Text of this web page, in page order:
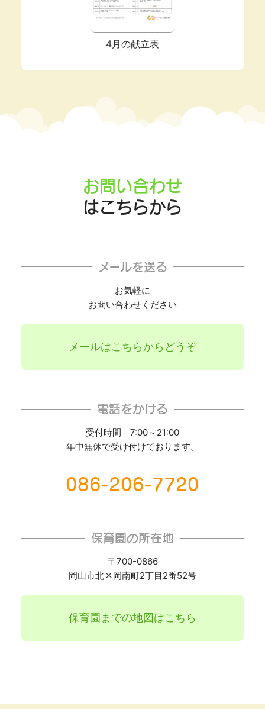
4月の献立表
お問い合わせ
はこちらから
メールを送る
お気軽に
お問い合わせください
メールはこちらからどうぞ
電話をかける
受付時間 7:00～21:00
年中無休で受け付けております。
086-206-7720
保育園の所在地
〒700-0866
岡山市北区岡南町2丁目2番52号
保育園までの地図はこちら